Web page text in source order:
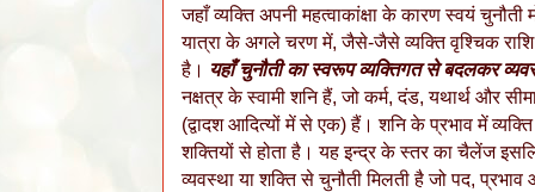
जहाँ व्यक्ति अपनी महत्वाकांक्षा के कारण स्वयं
यात्रा के अगले चरण में, जैसे-जैसे व्यक्ति वृश्चिक
है। यहाँ चुनौती का स्वरूप व्यक्तिगत से बदलकर
नक्षत्र के स्वामी शनि हैं, जो कर्म, दंड, यथार्थ और
(द्वादश आदित्यों में से एक) हैं। शनि के प्रभाव में
शक्तियों से होता है। यह इन्द्र के स्तर का चैलेंज
व्यवस्था या शक्ति से चुनौती मिलती है जो पद,